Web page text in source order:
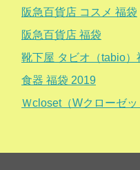
阪急百貨店 コスメ 福袋
阪急百貨店 福袋
靴下屋 タビオ（tabio）
食器 福袋 2019
Ｗcloset（Wクローゼ